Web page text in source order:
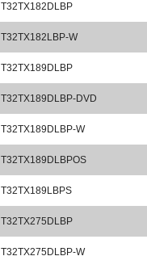
T32TX182DLBP
T32TX182LBP-W
T32TX189DLBP
T32TX189DLBP-DVD
T32TX189DLBP-W
T32TX189DLBPOS
T32TX189LBPS
T32TX275DLBP
T32TX275DLBP-W